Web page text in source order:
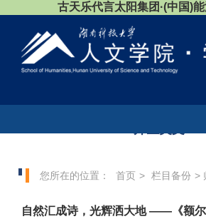
古天乐代言太阳集团·(中国)
您所在的位置： 首页 > 栏目备份 >
自然汇成诗，光辉洒大地 ——《额